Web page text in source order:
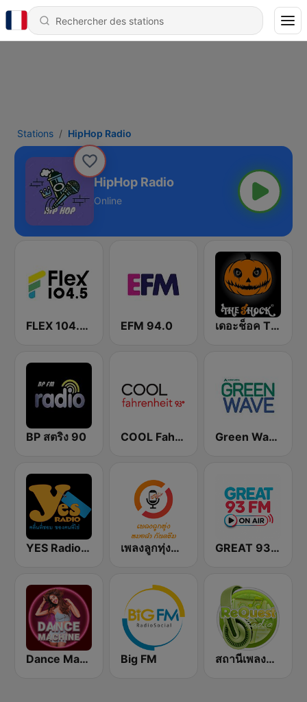
Stations HipHop Radio
HipHop Radio
Online
FLEX 104.5 FM EFM 94.0 เดอะช็อค The Shock 101
BP สตริง 90 COOL Fahrenheit 93 FM Green Wave 106.5 FM
YES Radio thai Family (TH Only) เพลงลูกทุ่งหมอลำ กันตรึม ไทยลานนาเรดิโอ GREAT 93 | ONAIR
Dance Machine Big FM สถานีเพลงแดนซ์ Request Radio Dance Mix